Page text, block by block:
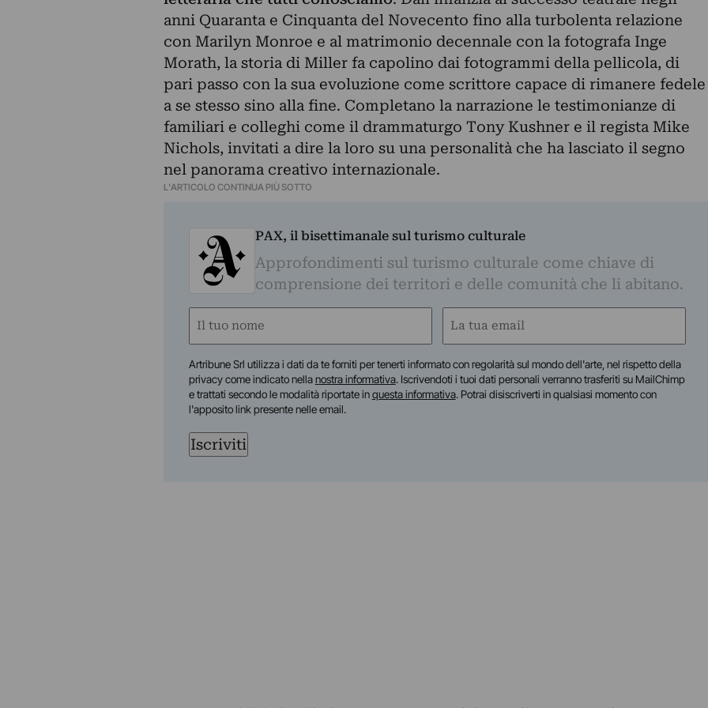
anni Quaranta e Cinquanta del Novecento fino alla turbolenta relazione
con Marilyn Monroe e al matrimonio decennale con la fotografa Inge
Morath, la storia di Miller fa capolino dai fotogrammi della pellicola, di
pari passo con la sua evoluzione come scrittore capace di rimanere fedele
a se stesso sino alla fine. Completano la narrazione le testimonianze di
familiari e colleghi come il drammaturgo Tony Kushner e il regista Mike
Nichols, invitati a dire la loro su una personalità che ha lasciato il segno
nel panorama creativo internazionale.
L'ARTICOLO CONTINUA PIÙ SOTTO
PAX, il bisettimanale sul turismo culturale
Approfondimenti sul turismo culturale come chiave di
comprensione dei territori e delle comunità che li abitano.
Nome
Email
Artribune Srl utilizza i dati da te forniti per tenerti informato con regolarità sul mondo dell'arte, nel rispetto della
privacy come indicato nellanostra informativa. Iscrivendoti i tuoi dati personali verranno trasferiti su MailChimp
e trattati secondo le modalità riportate inquesta informativa. Potrai disiscriverti in qualsiasi momento con
l'apposito link presente nelle email.
Iscriviti